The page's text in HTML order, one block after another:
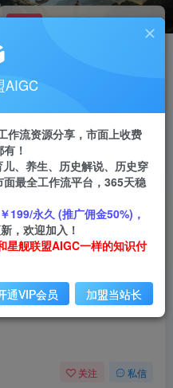
工作流主页
关注 私信
AIGC
作流资源分享，市面上收费
！
、养生、历史解说、历史穿
最全工作流平台，365天稳
199/永久 (推广佣金50%)，
，欢迎加入！
星舰联盟AIGC一样的知识付
通VIP会员 加盟当站长